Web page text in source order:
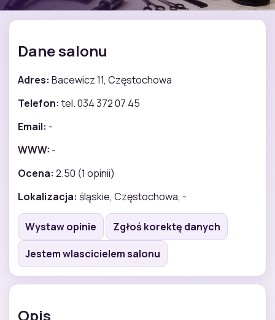
Dane salonu
Adres: Bacewicz 11, Częstochowa
Telefon: tel. 034 372 07 45
Email: -
WWW: -
Ocena: 2.50 (1 opinii)
Lokalizacja: śląskie, Częstochowa, -
Wystaw opinie
Zgłoś korektę danych
Jestem wlascicielem salonu
Opis